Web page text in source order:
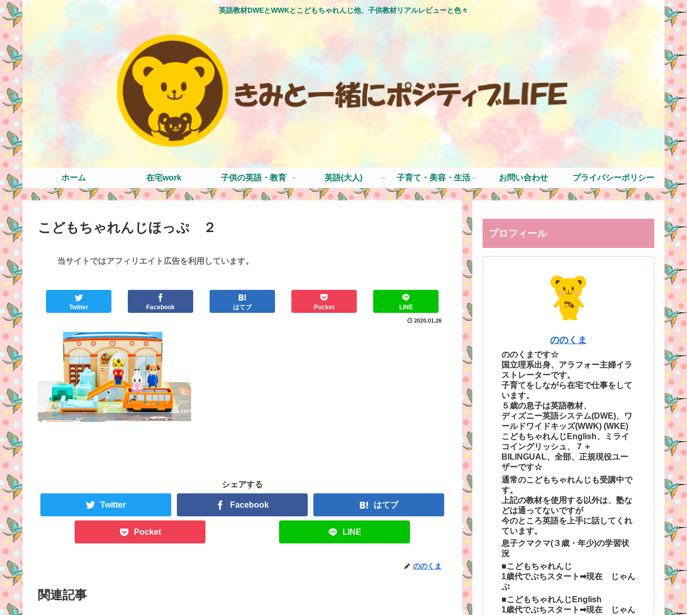
英語教材DWEとWWKとこどもちゃれんじ他、子供教材リアルレビューと色々
ホーム 在宅work 子供の英語・教育 英語(大人) 子育て・美容・生活 お問い合わせ プライバシーポリシー
こどもちゃれんじほっぷ ２
当サイトではアフィリエイト広告を利用しています。
Twitter Facebook はてブ Pocket LINE
2020.01.26
シェアする
Twitter Facebook はてブ
Pocket LINE
ののくま
関連記事
プロフィール
ののくま
ののくまです☆
国立理系出身、アラフォー主婦イラ
ストレーターです。
子育てをしながら在宅で仕事をして
います。
５歳の息子は英語教材、
ディズニー英語システム(DWE)、ワ
ールドワイドキッズ(WWK) (WKE)
こどもちゃれんじEnglish、ミライ
コイングリッシュ、７＋
BILINGUAL、全部、正規現役ユー
ザーです☆
通常のこどもちゃれんじも受講中で
す。
上記の教材を使用する以外は、塾な
どは通ってないですが
今のところ英語を上手に話してくれ
ています。
息子クマクマ(３歳・年少)の学習状
況
■こどもちゃれんじ
1歳代でぷちスタート➡現在 じゃん
ぷ
■こどもちゃれんじEnglish
1歳代でぷちスタート➡現在 じゃん